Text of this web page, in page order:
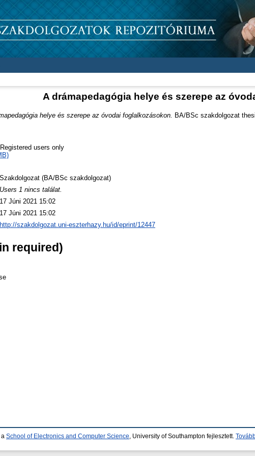
A drámapedagógia helye és szerepe az
helye és szerepe az óvodai foglalkozásokon.
BA/BSc szakdolgozat
users only
Szakdolgozat (BA/BSc szakdolgozat)
Users 1 nincs találat.
17 Júni 2021 15:02
17 Júni 2021 15:02
http://szakdolgozat.uni-eszterhazy.hu/id/eprint/12447
required)
School of Electronics and Computer Science , University of Southampton fejlesztett.